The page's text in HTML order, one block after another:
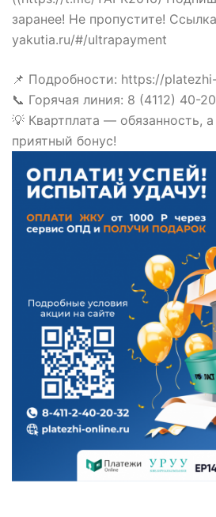
заранее! Не пропустите!
yakutia.ru/#/ultrapayment
📌 Подробности: https://
📞 Горячая линия: 8 (4112) 40-
💡 Квартплата — обязанность,
приятный бонус!